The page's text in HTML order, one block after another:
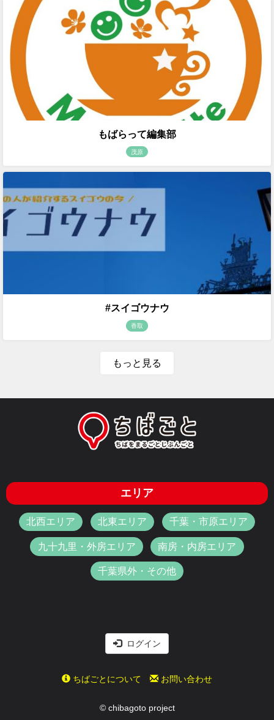
もばらって編集部
茂原
#スイゴウナウ
香取
もっと見る
エリア
北西エリア 北東エリア 千葉・市原エリア
九十九里・外房エリア 南房・内房エリア
千葉県外・その他
ログイン
ちばごとについて お問い合わせ
© chibagoto project